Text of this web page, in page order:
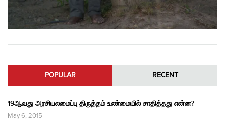
POPULAR RECENT
19ஆவது அரசியலமைப்பு திருத்தம் உண்மையில் சாதித்தது என்ன?
May 6, 2015